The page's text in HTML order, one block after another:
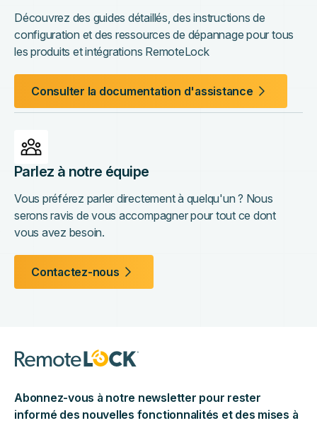
Découvrez des guides détaillés, des instructions de
configuration et des ressources de dépannage pour tous
les produits et intégrations RemoteLock
Consulter la documentation d'assistance
Parlez à notre équipe
Vous préférez parler directement à quelqu'un ? Nous
serons ravis de vous accompagner pour tout ce dont
vous avez besoin.
Contactez-nous
Abonnez-vous à notre newsletter pour rester
informé des nouvelles fonctionnalités et des mises à